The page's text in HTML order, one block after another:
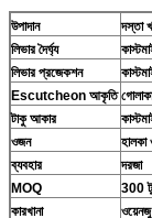
উপাদান
দস্তা
লিভার দৈর্ঘ্য
লিভার প্রজেকশন
Escutcheon আকৃতি
টাকু আকার
ওজন
ব্যবহার
দরজা
MOQ
300
কারখানা